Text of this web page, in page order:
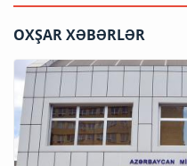
OXŞAR XƏBƏRLƏR